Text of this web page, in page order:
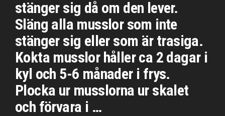
stänger sig då om den lever.
Släng alla musslor som inte
stänger sig eller som är trasiga.
Kokta musslor håller ca 2 dagar i
kyl och 5-6 månader i frys.
Plocka ur musslorna ur skalet
och förvara i …